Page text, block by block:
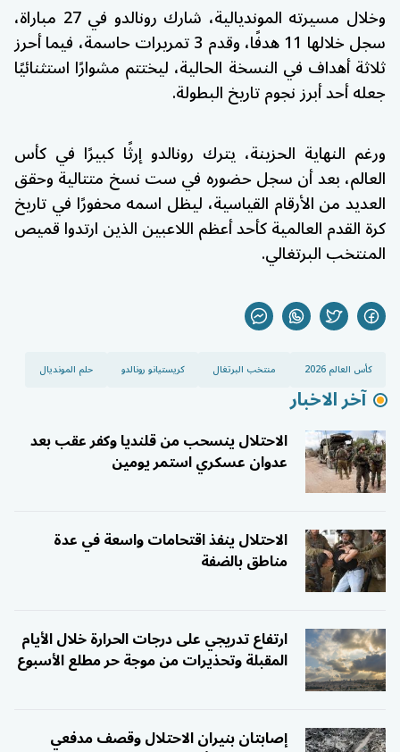
وخلال مسيرته المونديالية، شارك رونالدو في 27 مباراة،
سجل خلالها 11 هدفًا، وقدم 3 تمريرات حاسمة، فيما أحرز
ثلاثة أهداف في النسخة الحالية، ليختتم مشوارًا استثنائيًا
جعله أحد أبرز نجوم تاريخ البطولة.
ورغم النهاية الحزينة، يترك رونالدو إرثًا كبيرًا في كأس
العالم، بعد أن سجل حضوره في ست نسخ متتالية وحقق
العديد من الأرقام القياسية، ليظل اسمه محفورًا في تاريخ
كرة القدم العالمية كأحد أعظم اللاعبين الذين ارتدوا قميص
المنتخب البرتغالي.
كأس العالم 2026 منتخب البرتغال كريستيانو رونالدو حلم المونديال
آخر الاخبار
الاحتلال ينسحب من قلنديا وكفر عقب بعد
عدوان عسكري استمر يومين
الاحتلال ينفذ اقتحامات واسعة في عدة
مناطق بالضفة
ارتفاع تدريجي على درجات الحرارة خلال الأيام
المقبلة وتحذيرات من موجة حر مطلع الأسبوع
إصابتان بنيران الاحتلال وقصف مدفعي